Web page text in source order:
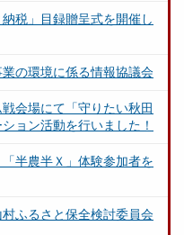
税」目録贈呈式を開催し
の環境に係る情報協議会
会場にて「守りたい秋田
ョン活動を行いました！
「半農半Ｘ」体験参加者を
ふるさと保全検討委員会